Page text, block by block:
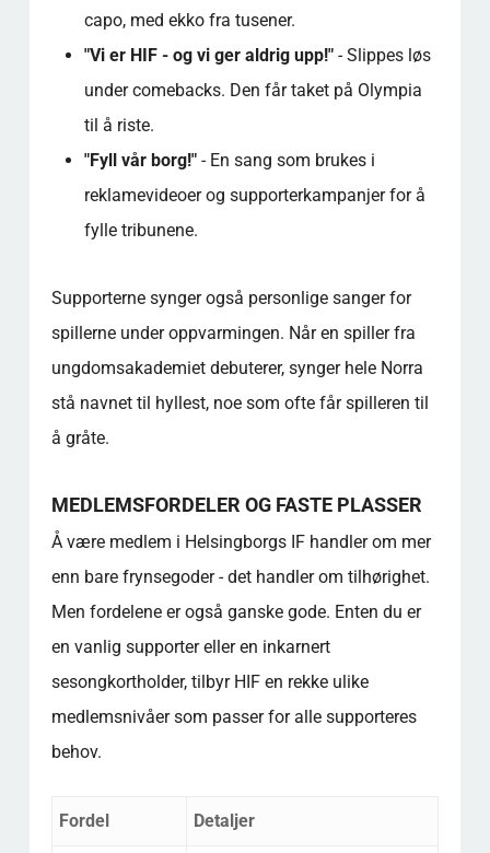
capo, med ekko fra tusener.
"Vi er HIF - og vi ger aldrig upp!"- Slippes løs
under comebacks. Den får taket på Olympia
til å riste.
"Fyll vår borg!"- En sang som brukes i
reklamevideoer og supporterkampanjer for å
fylle tribunene.
Supporterne synger også personlige sanger for
spillerne under oppvarmingen. Når en spiller fra
ungdomsakademiet debuterer, synger hele Norra
stå navnet til hyllest, noe som ofte får spilleren til
å gråte.
MEDLEMSFORDELER OG FASTE PLASSER
Å være medlem i Helsingborgs IF handler om mer
enn bare frynsegoder - det handler om tilhørighet.
Men fordelene er også ganske gode. Enten du er
en vanlig supporter eller en inkarnert
sesongkortholder, tilbyr HIF en rekke ulike
medlemsnivåer som passer for alle supporteres
behov.
Fordel Detaljer